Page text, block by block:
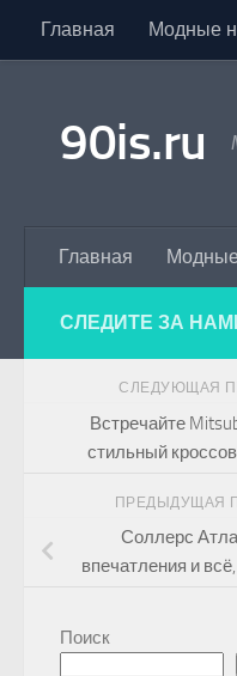
Skip to content
Главная Модные
90is.ru
Главная
СЛЕДИТЕ ЗА
СЛЕДУЮЩАЯ
Встречайте
стильный
ПРЕДЫДУЩАЯ
Соллерс
впечатления и
Поиск